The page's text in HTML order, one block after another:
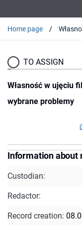
Home page
TO ASSIGN
Własność w ujęciu
wybrane problemy
Information about
Custodian:
Redactor:
Record creation: